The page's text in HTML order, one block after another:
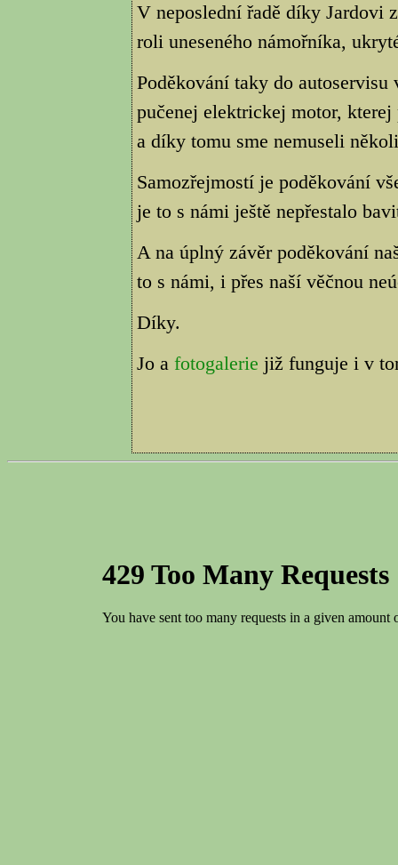
V neposlední řadě díky Jardovi
roli uneseného námořníka,
Poděkování taky do
pučenej elektrickej motor,
a díky tomu sme nemuseli
Samozřejmostí je poděkování
je to s námi ještě nepřestalo
A na úplný závěr poděkování
to s námi, i přes naší věčnou
Díky.
Jo a fotogalerie již funguje i v